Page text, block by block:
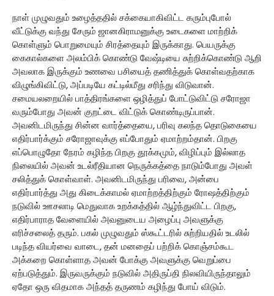
நாள் முழுவதும் உழைத்ததில் சக்கையாகிவிட்ட கரும்புபோல்
வீட்டுக்கு வந்து சேரும் ஜானகிராமனுக்கு உடைகளை மாற்றிக்
கொள்ளும் பொறுமையும் சிரத்தையும் இருக்காது. பெயருக்கு
கைகால்களை அலம்பிக் கொண்டு வேஷ்டியை சுற்றிக்கொண்டு ஆறி
அவலாக இருக்கும் உணவை பசியைத் தணித்துக் கொள்வதற்காக
விழுங்கிவிட்டு, அப்படியே கட்டில்மீது சரிந்து விடுவான்.
சமையலறையில் பாத்திரங்களை ஒழித்துப் போட்டுவிட்டு சரோஜா
வரும்போது அவன் குறட்டை விட்டுக் கொண்டிருப்பான்.
அவனிடமிருந்து சின்ன வார்த்தையை, பரிவு கலந்த தொடுகையை
எதிர்பார்க்கும் சரோஜாவுக்கு எப்போதும் ஏமாற்றம்தான். பிறகு
எப்பொழுதோ நேரம் கழிந்த பிறகு தூக்கமும், விழிப்பும் இல்லாத
நிலையில் அவன் உடல்ரீதியான நெருக்கத்தை நாடும்போது அவள்
சலித்துக் கொள்வாள். அவனிடமிருந்து பரிவை, அன்பை
எதிர்பார்த்து அது கிடைக்காமல் ஏமாற்றத்திற்கும் ரோஷத்திற்கும்
நடுவில் ஊசலாடி மெதுவாக உறக்கத்தில் ஆழ்ந்துவிட்ட பிறகு,
எதிர்பாராத வேளையில் அவனுடைய அழைப்பு அவளுக்கு
எரிச்சலைத் தரும். பகல் முழுவதும் ஸ்கூட்டரில் சுற்றியதில் உடலில்
படிந்த வியர்வை வாடை, தன் மனதைப் பற்றிக் கொஞ்சம்கூட
அக்கறை கொள்ளாத அவன் போக்கு அவளுக்கு வெறுப்பை
ஏற்படுத்தும். இருவருக்கும் நடுவில் அதிருப்தி நிலவியிருந்தாலும்
ஏதோ ஒரு விதமாக அந்தத் தருணம் கழிந்து போய் விடும்.